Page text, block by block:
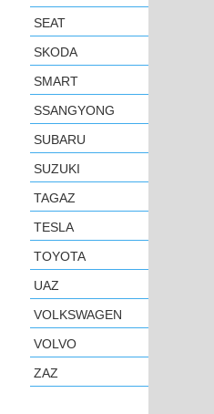
SEAT
SKODA
SMART
SSANGYONG
SUBARU
SUZUKI
TAGAZ
TESLA
TOYOTA
UAZ
VOLKSWAGEN
VOLVO
ZAZ